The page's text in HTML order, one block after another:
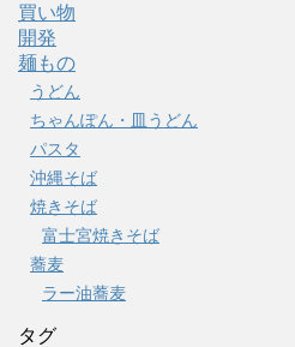
買い物
開発
麺もの
うどん
ちゃんぽん・皿うどん
パスタ
沖縄そば
焼きそば
富士宮焼きそば
蕎麦
ラー油蕎麦
タグ